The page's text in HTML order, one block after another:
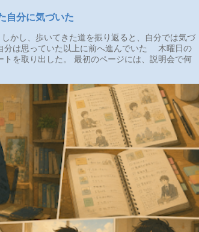
自分に気づいた
かし、歩いてきた道を振り返ると、自分では気づ
分は思っていた以上に前へ進んでいた 木曜日の
を取り出した。 最初のページには、説明会で何